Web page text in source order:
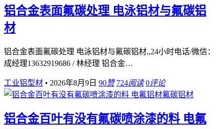
铝合金表面氟碳处理 电泳铝材与氟碳铝
材
铝合金表面氟碳处理 电泳铝材与氟碳铝材,,24小时电话/微信：
成经理13632919686 / 林经理 铝合金…
工业铝型材 • 2026年8月9日 90赞 724阅读 0评论
铝合金百叶有没有氟碳喷涂漆的料 电氟